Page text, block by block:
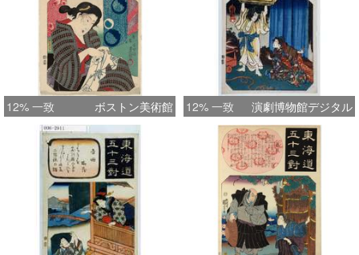
12% 一致 ボストン美術館 12% 一致 演劇博物館デジタル